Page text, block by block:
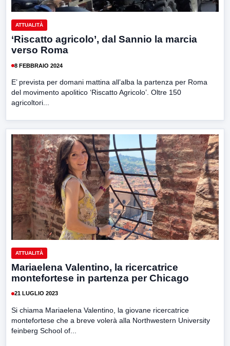
ATTUALITÀ
‘Riscatto agricolo’, dal Sannio la marcia
verso Roma
8 FEBBRAIO 2024
E’ prevista per domani mattina all’alba la partenza per Roma
del movimento apolitico ‘Riscatto Agricolo’. Oltre 150
agricoltori...
ATTUALITÀ
Mariaelena Valentino, la ricercatrice
montefortese in partenza per Chicago
21 LUGLIO 2023
Si chiama Mariaelena Valentino, la giovane ricercatrice
montefortese che a breve volerà alla Northwestern University
feinberg School of...